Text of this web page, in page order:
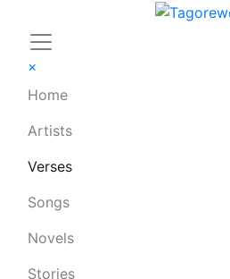
×
Home
Artists
Verses
Songs
Novels
Stories